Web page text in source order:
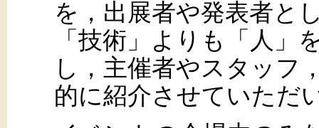
を，出展者や発表者と
「技術」よりも「人」
し，主催者やスタッフ
的に紹介させていただ